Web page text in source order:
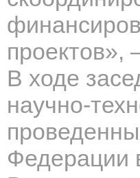
проектов»,
В ходе
научно-
Федерации